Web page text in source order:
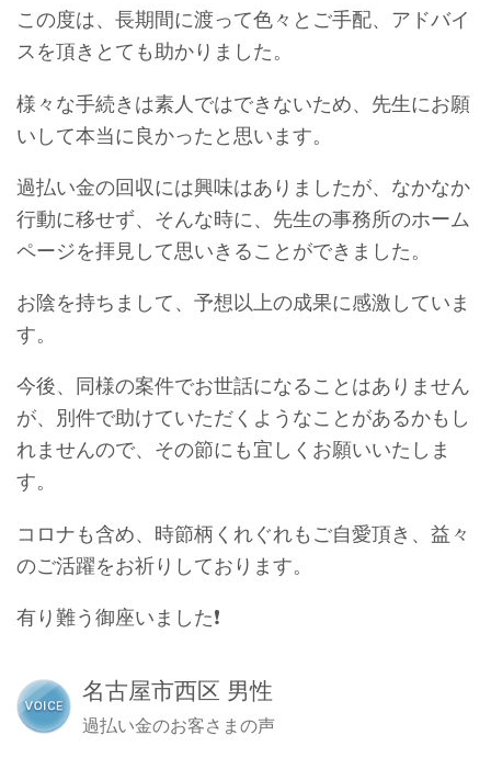
この度は、長期間に渡って色々とご手配、アドバイ
スを頂きとても助かりました。
様々な手続きは素人ではできないため、先生にお願
いして本当に良かったと思います。
過払い金の回収には興味はありましたが、なかなか
行動に移せず、そんな時に、先生の事務所のホーム
ページを拝見して思いきることができました。
お陰を持ちまして、予想以上の成果に感激していま
す。
今後、同様の案件でお世話になることはありません
が、別件で助けていただくようなことがあるかもし
れませんので、その節にも宜しくお願いいたしま
す。
コロナも含め、時節柄くれぐれもご自愛頂き、益々
のご活躍をお祈りしております。
有り難う御座いました❗
名古屋市西区 男性
過払い金のお客さまの声